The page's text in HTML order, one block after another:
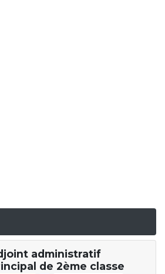
administratif
de 2ème classe